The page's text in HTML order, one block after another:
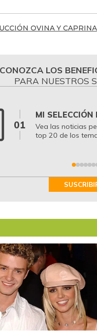
OVINA Y CAPRINA
CONOZCA LOS
PARA NUESTROS
01
MI SELECCIÓN
Vea las noticias
top 20 de los